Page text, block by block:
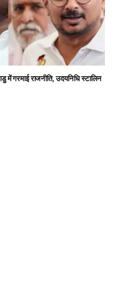
में गरमाई राजनीति, उदयनिधि स्टालिन